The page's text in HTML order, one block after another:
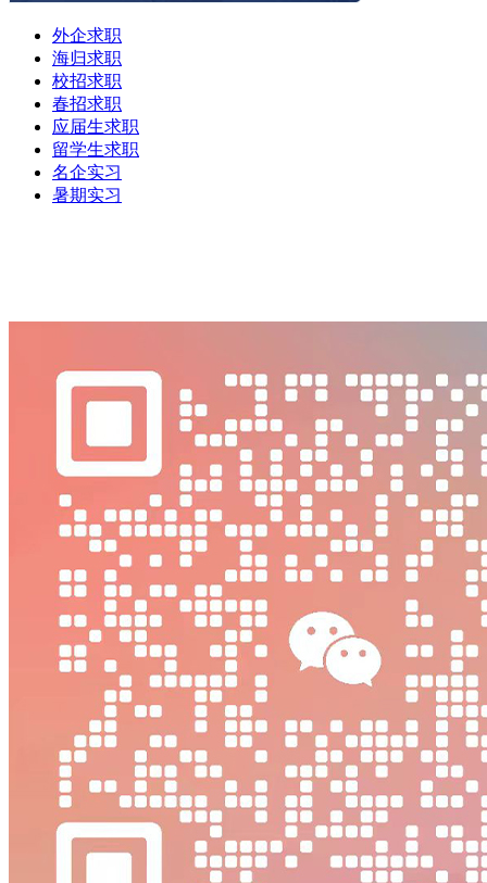
外企求职
海归求职
校招求职
春招求职
应届生求职
留学生求职
名企实习
暑期实习